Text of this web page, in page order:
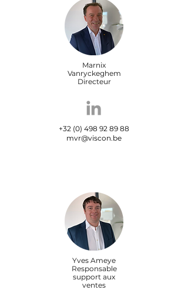
Marnix
Vanryckeghem
Directeur
+32 (0) 498 92 89 88
mvr@viscon.be
Yves Ameye
Responsable
support aux
ventes